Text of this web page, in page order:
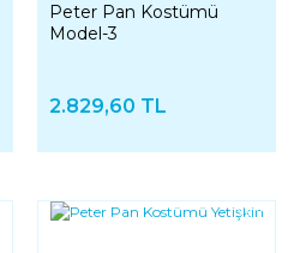
Peter Pan Kostümü
Model-3
2.829,60 TL
YENI